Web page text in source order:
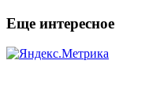
Еще интересное